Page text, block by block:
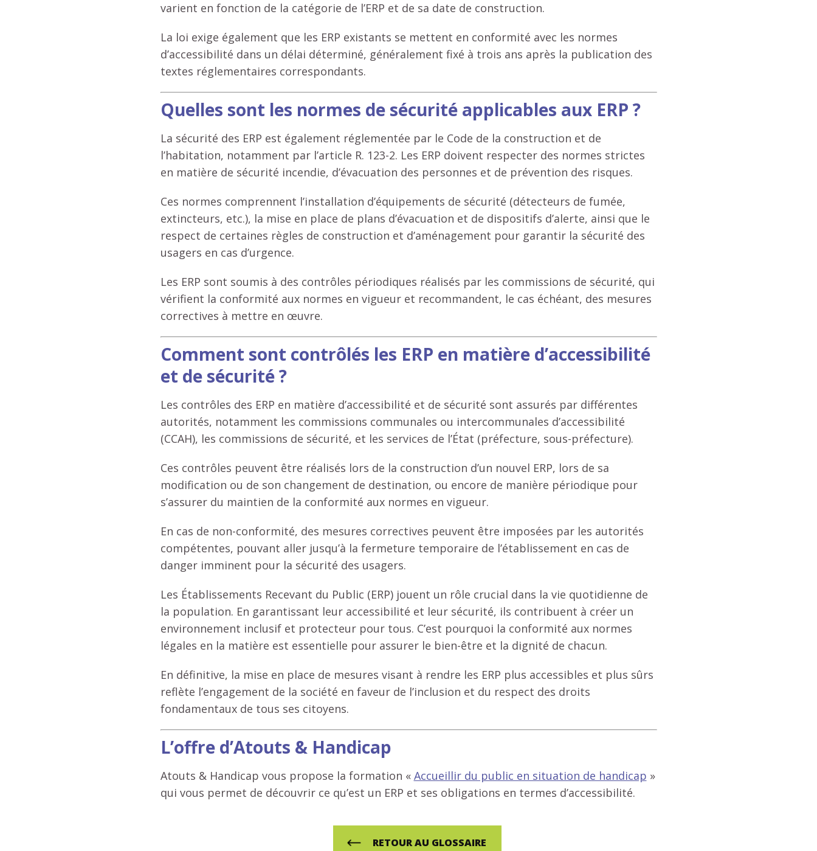
varient en fonction de la catégorie de l’ERP et de sa date de construction.
La loi exige également que les ERP existants se mettent en conformité avec les normes
d’accessibilité dans un délai déterminé, généralement fixé à trois ans après la publication des
textes réglementaires correspondants.
Quelles sont les normes de sécurité applicables aux ERP ?
La sécurité des ERP est également réglementée par le Code de la construction et de
l’habitation, notamment par l’article R. 123-2. Les ERP doivent respecter des normes strictes
en matière de sécurité incendie, d’évacuation des personnes et de prévention des risques.
Ces normes comprennent l’installation d’équipements de sécurité (détecteurs de fumée,
extincteurs, etc.), la mise en place de plans d’évacuation et de dispositifs d’alerte, ainsi que le
respect de certaines règles de construction et d’aménagement pour garantir la sécurité des
usagers en cas d’urgence.
Les ERP sont soumis à des contrôles périodiques réalisés par les commissions de sécurité, qui
vérifient la conformité aux normes en vigueur et recommandent, le cas échéant, des mesures
correctives à mettre en œuvre.
Comment sont contrôlés les ERP en matière d’accessibilité
et de sécurité ?
Les contrôles des ERP en matière d’accessibilité et de sécurité sont assurés par différentes
autorités, notamment les commissions communales ou intercommunales d’accessibilité
(CCAH), les commissions de sécurité, et les services de l’État (préfecture, sous-préfecture).
Ces contrôles peuvent être réalisés lors de la construction d’un nouvel ERP, lors de sa
modification ou de son changement de destination, ou encore de manière périodique pour
s’assurer du maintien de la conformité aux normes en vigueur.
En cas de non-conformité, des mesures correctives peuvent être imposées par les autorités
compétentes, pouvant aller jusqu’à la fermeture temporaire de l’établissement en cas de
danger imminent pour la sécurité des usagers.
Les Établissements Recevant du Public (ERP) jouent un rôle crucial dans la vie quotidienne de
la population. En garantissant leur accessibilité et leur sécurité, ils contribuent à créer un
environnement inclusif et protecteur pour tous. C’est pourquoi la conformité aux normes
légales en la matière est essentielle pour assurer le bien-être et la dignité de chacun.
En définitive, la mise en place de mesures visant à rendre les ERP plus accessibles et plus sûrs
reflète l’engagement de la société en faveur de l’inclusion et du respect des droits
fondamentaux de tous ses citoyens.
L’offre d’Atouts & Handicap
Atouts & Handicap vous propose la formation « Accueillir du public en situation de handicap »
qui vous permet de découvrir ce qu’est un ERP et ses obligations en termes d’accessibilité.
RETOUR AU GLOSSAIRE